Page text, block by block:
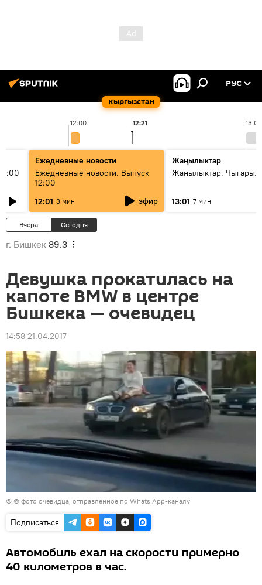
Кыргызстан
РУС
12:00 13:00
12:21
Ежедневные новости
Ежедневные новости. Выпуск
12:00
12:01 3 мин эфир
Жаңылыктар
Жаңылыктар.
13:01 7 мин
Вчера Сегодня
г. Бишкек 89.3
Девушка прокатилась на
капоте BMW в центре
Бишкека — очевидец
14:58 21.04.2017
© © фото очевидца, отправленное по Whats App-каналу
Подписаться
Автомобиль ехал на скорости примерно
40 километров в час.